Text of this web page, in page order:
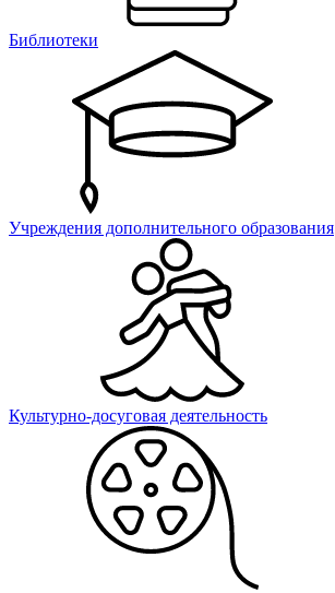
Библиотеки
Учреждения дополнительного образования
Культурно-досуговая деятельность